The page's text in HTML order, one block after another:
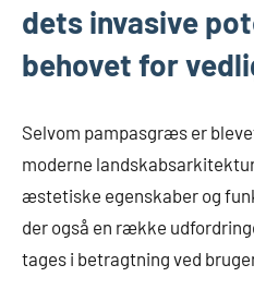
dets invasive
behovet for
Selvom pampasgræs er
moderne
æstetiske egenskaber og
der også en række
tages i betragtning ved